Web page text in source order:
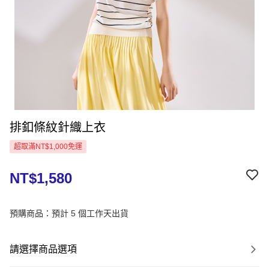
排釦條紋針織上衣
超取滿NT$1,000免運
NT$1,580
預購商品：預計 5 個工作天出貨
請選擇商品選項